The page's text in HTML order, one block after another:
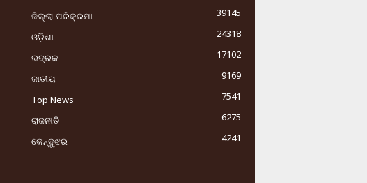
ଜିଲ୍ଲା ପରିକ୍ରମା
39145
ଓଡ଼ିଶା
24318
ଭଦ୍ରକ
17102
ଜାତୀୟ
9169
Top News
7541
ରାଜନୀତି
6275
କେନ୍ଦୁଝର
4241